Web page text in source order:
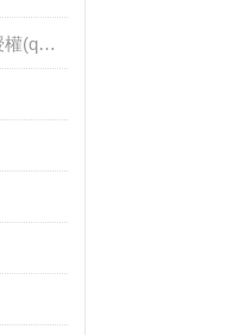
E＆K Scientific國內(nèi)授權(quán)代理